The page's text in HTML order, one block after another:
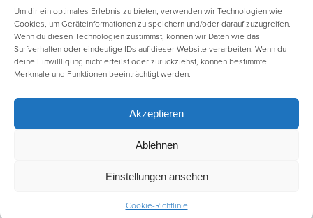
Um dir ein optimales Erlebnis zu bieten, verwenden wir Technologien wie
Cookies, um Geräteinformationen zu speichern und/oder darauf zuzugreifen.
Wenn du diesen Technologien zustimmst, können wir Daten wie das
Surfverhalten oder eindeutige IDs auf dieser Website verarbeiten. Wenn du
deine Einwillligung nicht erteilst oder zurückziehst, können bestimmte
Merkmale und Funktionen beeinträchtigt werden.
Akzeptieren
Ablehnen
Einstellungen ansehen
Cookie-Richtlinie
ABI Intensivkurse Online-Kurse
Einzelnachhilfe Lernhefte